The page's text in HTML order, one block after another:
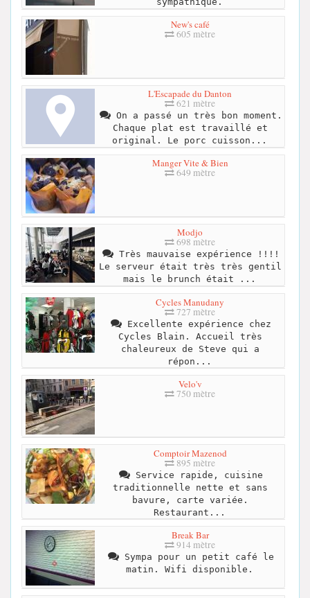
New's café
605 mètre
L'Escapade du Danton
621 mètre
On a passé un très bon moment.
Chaque plat est travaillé et
original. Le porc cuisson...
Manger Vite & Bien
649 mètre
Modjo
698 mètre
Très mauvaise expérience !!!!
Le serveur était très très gentil
mais le brunch était ...
Cycles Manudany
727 mètre
Excellente expérience chez
Cycles Blain. Accueil très
chaleureux de Steve qui a
répon...
Velo'v
750 mètre
Comptoir Mazenod
895 mètre
Service rapide, cuisine
traditionnelle nette et sans
bavure, carte variée.
Restaurant...
Break Bar
914 mètre
Sympa pour un petit café le
matin. Wifi disponible.